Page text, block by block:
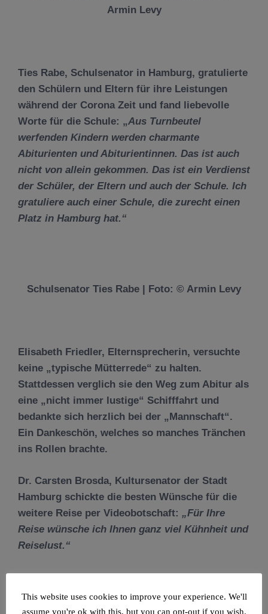
Armin Levy
Ties Rabe, Schulsenator in Hamburg, gratulierte
den Schülern und Eltern für ihre Leistungen
während der Corona Zeit und fand liebevolle
Worte für die Schule: „Aus Turnbeutel
werfenden Kindern werden charmante
Abiturienten und Abiturientinnen. Das ist auch
nicht von allein gekommen. Das ist ein Verdienst
der Schüler, der Eltern und auch der Schule. Ich
gratuliere auch einer Schule, die zurecht einen
Platz in Hamburg hat.“
Schulsenator Ties Rabe | Foto: © Armin Levy
Elisabeth Friedler, Elternsprecherin, versuchte
keine „typische Mütterrede“ zu halten.
Stattdessen verglich sie den Weg zum Abitur als
eine „nicht immer lustige“ Schifffahrt und
bedankte sich herzlich bei der „Mannschaft“.
Ein Dankeschön, welches so manches Tränchen
ins Rollen brachte.
Dr. Carsten Brosda, Kultursenator der Stadt
Hamburg schickte die besten Wünsche für die
weitere Reise per Videobotschaft: „Für Ihre
Reise wünsche ich Ihnen ganz viel Kühnheit und
Reiselust.“
und Hansestadt Hamburg (SPD) | Foto: © Armin
This website uses cookies to improve your experience. We'll
assume you're ok with this, but you can opt-out if you wish.